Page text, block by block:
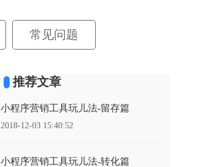
常见问题
推荐文章
小程序营销工具玩儿法-留存篇
2018-12-03 15:40:52
小程序营销工具玩儿法-转化篇